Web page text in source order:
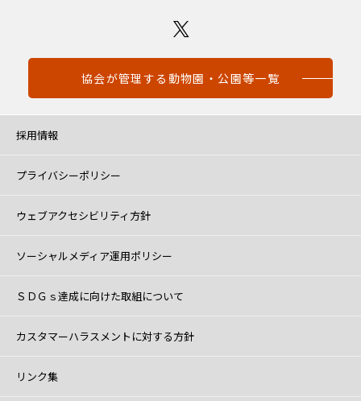
協会が管理する動物園・公園等一覧
採用情報
プライバシーポリシー
ウェブアクセシビリティ方針
ソーシャルメディア運用ポリシー
ＳＤＧｓ達成に向けた取組について
カスタマーハラスメントに対する方針
リンク集